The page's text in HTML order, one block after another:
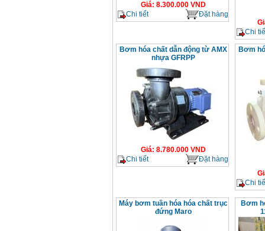
Giá: 8.300.000VND
Chi tiết
Đặt hàng
Chi
Bơm hóa chất dẫn động từ AMX
nhựa GFRPP
Giá: 8.780.000VND
Chi tiết
Đặt hàng
Bơm
Chi
Máy bơm tuần hóa hóa chất trục
đứng Maro
Bơm